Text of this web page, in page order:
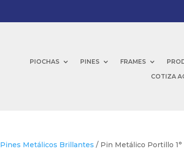
PIOCHAS PINES FRAMES
COTIZA
Pines Metálicos Brillantes / Pin Metálico Portillo 1°